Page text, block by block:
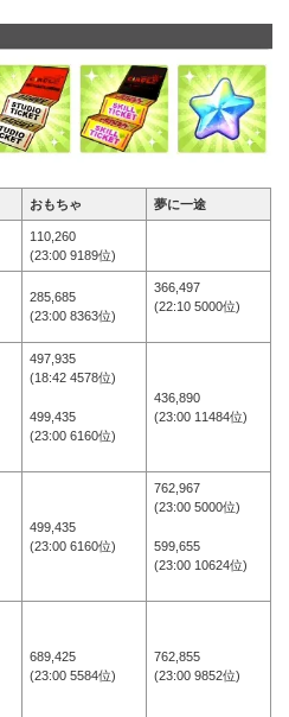
おもちゃ 夢に一途
110,260
(23:00 9189位)
285,685
(23:00 8363位)
366,497
(22:10 5000位)
497,935
(18:42 4578位)
499,435
(23:00 6160位)
436,890
(23:00 11484位)
499,435
(23:00 6160位)
762,967
(23:00 5000位)
599,655
(23:00 10624位)
689,425
(23:00 5584位)
762,855
(23:00 9852位)